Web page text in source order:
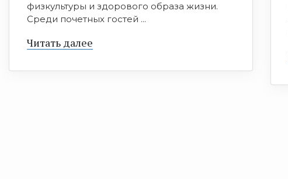
физкультуры и здорового образа жизни.
Среди почетных гостей ...
Читать далее